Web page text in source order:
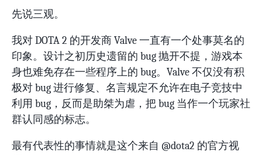
先说三观。
我对 DOTA 2 的开发商 Valve 一直有一个处事莫名的
印象。设计之初历史遗留的 bug 抛开不提，游戏本
身也难免存在一些程序上的 bug。Valve 不仅没有积
极对 bug 进行修复、名言规定不允许在电子竞技中
利用 bug，反而是助桀为虐，把 bug 当作一个玩家社
群认同感的标志。
最有代表性的事情就是这个来自 @dota2 的官方视